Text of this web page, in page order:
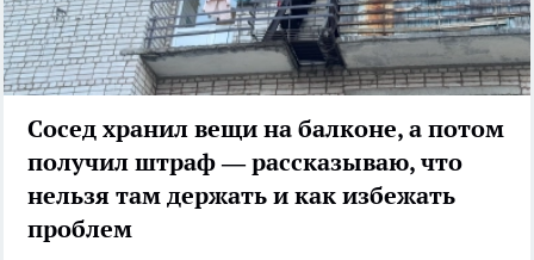
Сосед хранил вещи на балконе, а потом
получил штраф — рассказываю, что
нельзя там держать и как избежать
проблем